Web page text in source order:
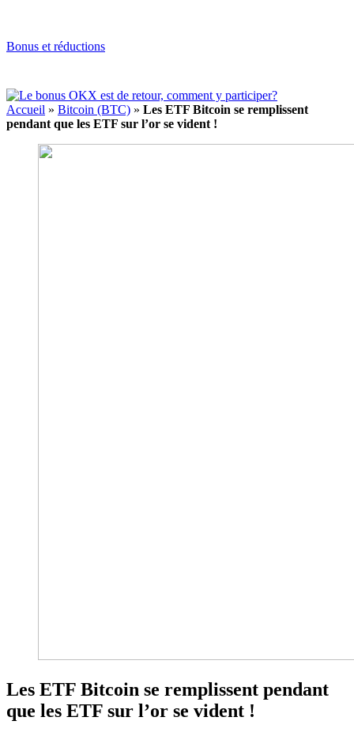
Bonus et réductions
Accueil » Bitcoin (BTC) » Les ETF Bitcoin se remplissent
pendant que les ETF sur l’or se vident !
Les ETF Bitcoin se remplissent pendant
que les ETF sur l’or se vident !